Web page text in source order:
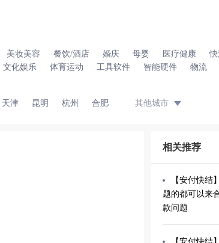
美妆美容 餐饮/酒店 婚庆 母婴 医疗健康
文化娱乐 体育运动 工具软件 智能硬件 物流
天津 昆明 杭州 合肥 其他城市
相关推荐
【安付快结
题的都可以来
款问题